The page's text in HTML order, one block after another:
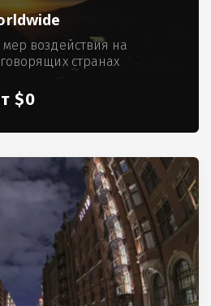
воздействия на
странах
$0